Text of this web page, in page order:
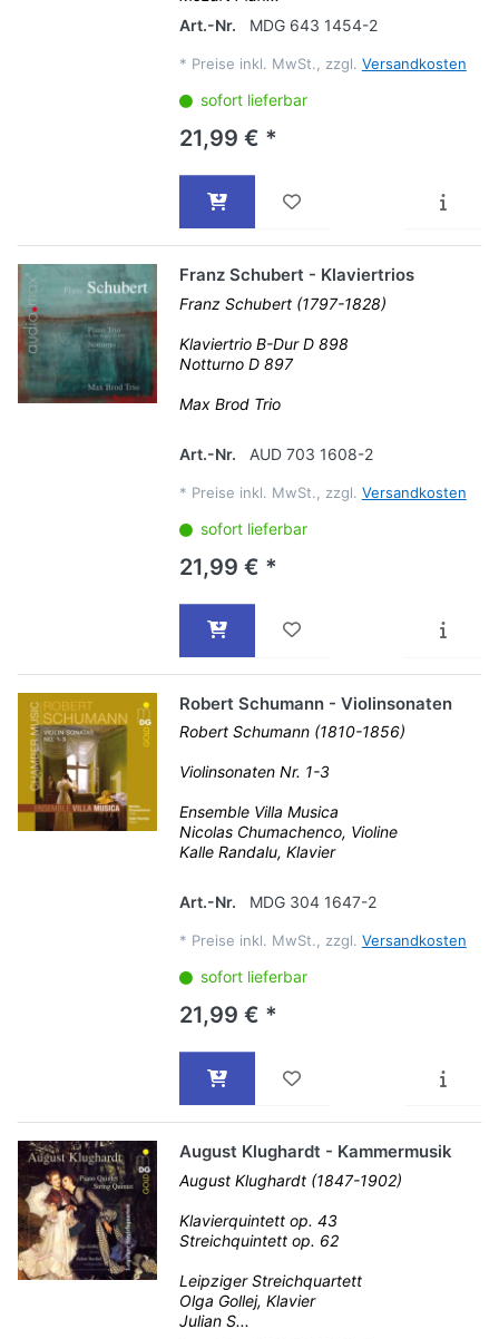
Art.-Nr.
MDG 643 1454-2
* Preise inkl. MwSt., zzgl. Versandkosten
sofort lieferbar
21,99 € *
Franz Schubert - Klaviertrios
Franz Schubert (1797-1828)
Klaviertrio B-Dur D 898
Notturno D 897
Max Brod Trio
Art.-Nr. AUD 703 1608-2
* Preise inkl. MwSt., zzgl. Versandkosten
sofort lieferbar
21,99 € *
Robert Schumann - Violinsonaten
Robert Schumann (1810-1856)
Violinsonaten Nr. 1-3
Ensemble Villa Musica
Nicolas Chumachenco, Violine
Kalle Randalu, Klavier
Art.-Nr. MDG 304 1647-2
* Preise inkl. MwSt., zzgl. Versandkosten
sofort lieferbar
21,99 € *
August Klughardt - Kammermusik
August Klughardt (1847-1902)
Klavierquintett op. 43
Streichquintett op. 62
Leipziger Streichquartett
Olga Gollej, Klavier
Julian S...